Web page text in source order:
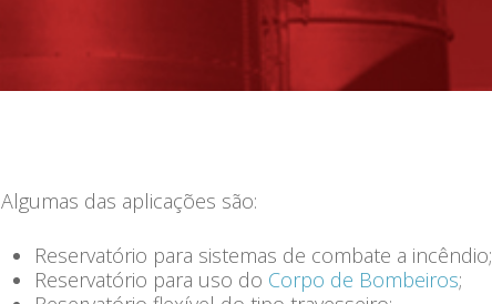
Algumas das aplicações são:
Reservatório para sistemas de combate a incêndio;
Reservatório para uso do Corpo de Bombeiros;